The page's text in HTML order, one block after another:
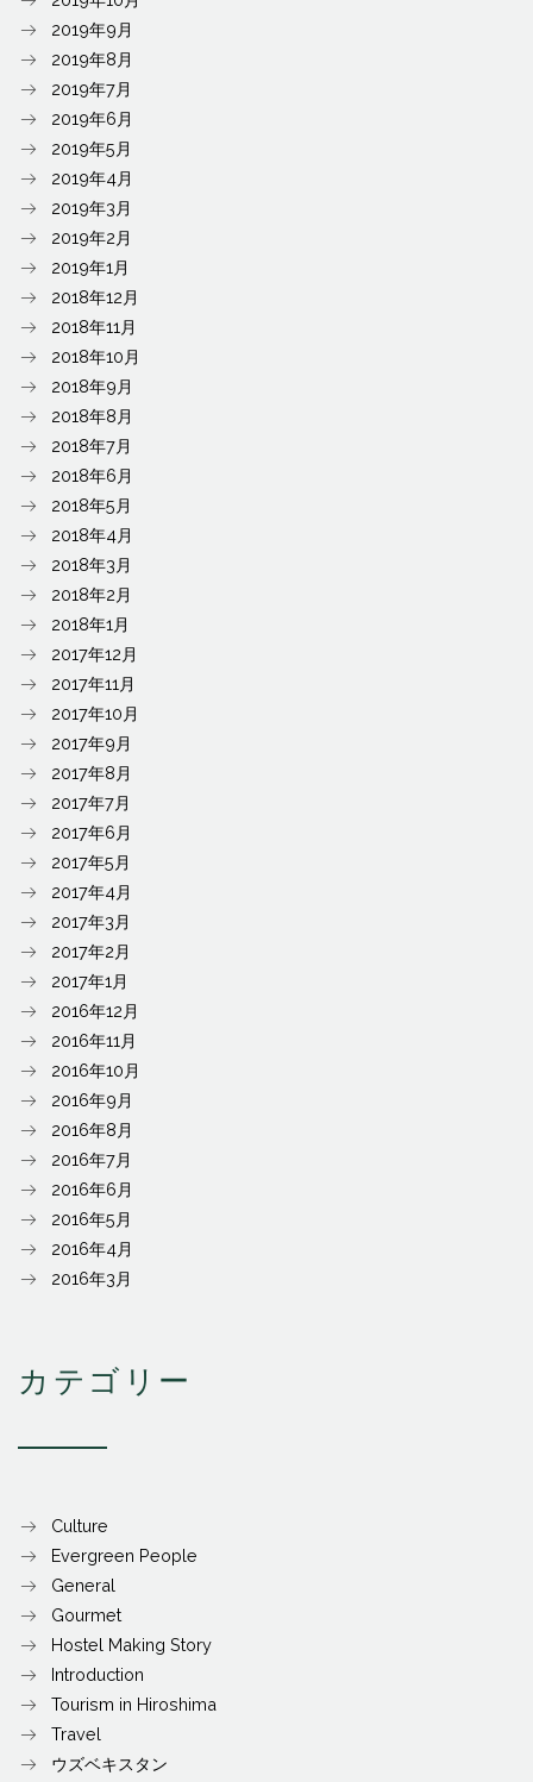
2019年9月
2019年8月
2019年7月
2019年6月
2019年5月
2019年4月
2019年3月
2019年2月
2019年1月
2018年12月
2018年11月
2018年10月
2018年9月
2018年8月
2018年7月
2018年6月
2018年5月
2018年4月
2018年3月
2018年2月
2018年1月
2017年12月
2017年11月
2017年10月
2017年9月
2017年8月
2017年7月
2017年6月
2017年5月
2017年4月
2017年3月
2017年2月
2017年1月
2016年12月
2016年11月
2016年10月
2016年9月
2016年8月
2016年7月
2016年6月
2016年5月
2016年4月
2016年3月
カテゴリー
Culture
Evergreen People
General
Gourmet
Hostel Making Story
Introduction
Tourism in Hiroshima
Travel
ウズベキスタン